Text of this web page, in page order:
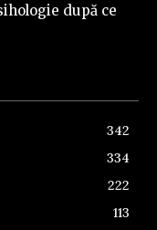
după ce
342
334
222
113